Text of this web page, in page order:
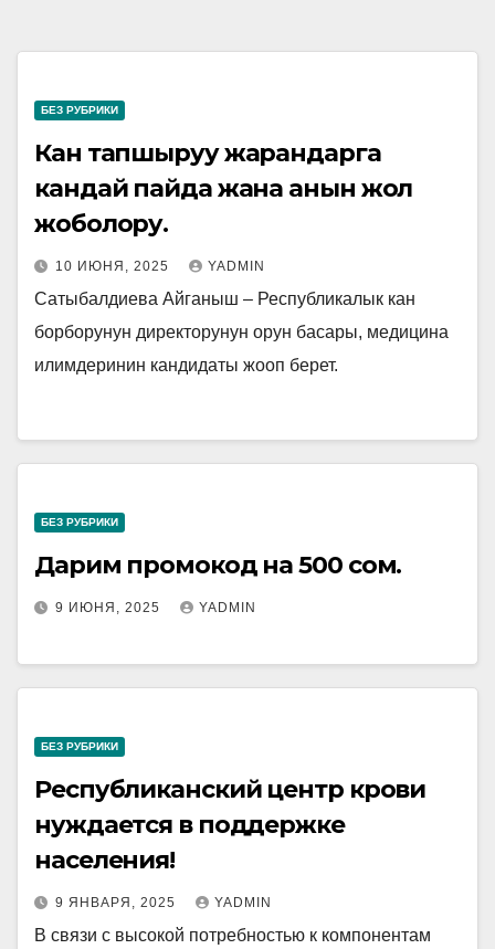
БЕЗ РУБРИКИ
Кан тапшыруу жарандарга
кандай пайда жана анын жол
жоболору.
10 ИЮНЯ, 2025 YADMIN
Сатыбалдиева Айганыш – Республикалык кан
борборунун директорунун орун басары, медицина
илимдеринин кандидаты жооп берет.
БЕЗ РУБРИКИ
Дарим промокод на 500 сом.
9 ИЮНЯ, 2025 YADMIN
БЕЗ РУБРИКИ
Республиканский центр крови
нуждается в поддержке
населения!
9 ЯНВАРЯ, 2025 YADMIN
В связи с высокой потребностью к компонентам